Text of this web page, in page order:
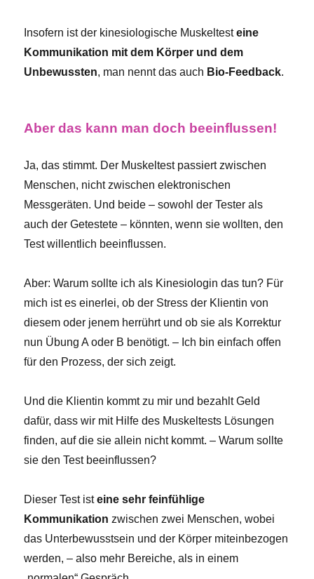
Insofern ist der kinesiologische Muskeltesteine
Kommunikation mit dem Körper und dem
Unbewussten, man nennt das auch Bio-Feedback.
Aber das kann man doch beeinflussen!
Ja, das stimmt. Der Muskeltest passiert zwischen
Menschen, nicht zwischen elektronischen
Messgeräten. Und beide – sowohl der Tester als
auch der Getestete – könnten, wenn sie wollten, den
Test willentlich beeinflussen.
Aber: Warum sollte ich als Kinesiologin das tun? Für
mich ist es einerlei, ob der Stress der Klientin von
diesem oder jenem herrührt und ob sie als Korrektur
nun Übung A oder B benötigt. – Ich bin einfach offen
für den Prozess, der sich zeigt.
Und die Klientin kommt zu mir und bezahlt Geld
dafür, dass wir mit Hilfe des Muskeltests Lösungen
finden, auf die sie allein nicht kommt. – Warum sollte
sie den Test beeinflussen?
Dieser Test isteine sehr feinfühlige
Kommunikation zwischen zwei Menschen, wobei
das Unterbewusstsein und der Körper miteinbezogen
werden, – also mehr Bereiche, als in einem